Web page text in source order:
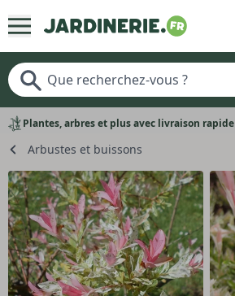
Plantes, arbres et plus avec livraison rapide
Arbustes et buissons